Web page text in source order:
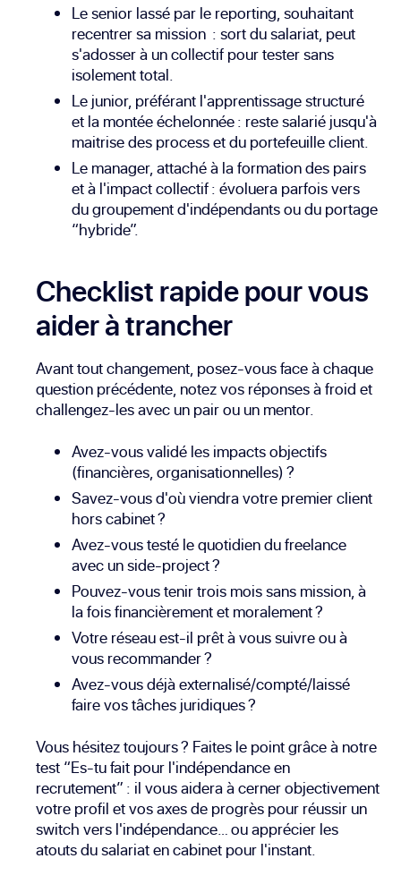
Le senior lassé par le reporting, souhaitant
recentrer sa mission : sort du salariat, peut
s'adosser à un collectif pour tester sans
isolement total.
Le junior, préférant l'apprentissage structuré
et la montée échelonnée : reste salarié jusqu'à
maitrise des process et du portefeuille client.
Le manager, attaché à la formation des pairs
et à l'impact collectif : évoluera parfois vers
du groupement d'indépendants ou du portage
“hybride”.
Checklist rapide pour vous
aider à trancher
Avant tout changement, posez-vous face à chaque
question précédente, notez vos réponses à froid et
challengez-les avec un pair ou un mentor.
Avez-vous validé les impacts objectifs
(financières, organisationnelles) ?
Savez-vous d'où viendra votre premier client
hors cabinet ?
Avez-vous testé le quotidien du freelance
avec un side-project ?
Pouvez-vous tenir trois mois sans mission, à
la fois financièrement et moralement ?
Votre réseau est-il prêt à vous suivre ou à
vous recommander ?
Avez-vous déjà externalisé/compté/laissé
faire vos tâches juridiques ?
Vous hésitez toujours ? Faites le point grâce à notre
test “Es-tu fait pour l'indépendance en
recrutement” : il vous aidera à cerner objectivement
votre profil et vos axes de progrès pour réussir un
switch vers l'indépendance… ou apprécier les
atouts du salariat en cabinet pour l'instant.